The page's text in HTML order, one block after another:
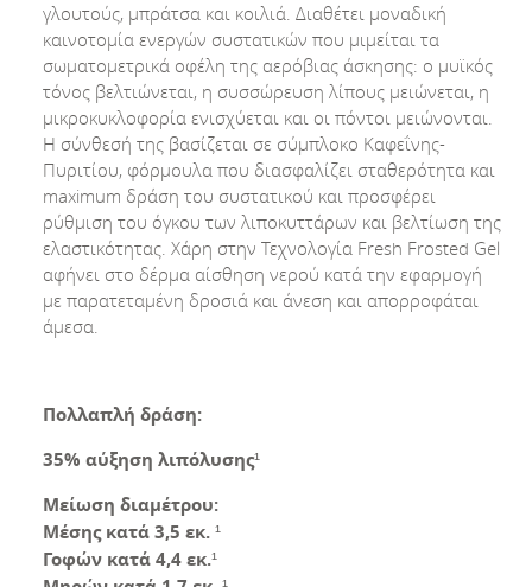
γλουτούς, μπράτσα και κοιλιά. Διαθέτει μοναδική
καινοτομία ενεργών συστατικών που μιμείται τα
σωματομετρικά οφέλη της αερόβιας άσκησης: ο μυϊκός
τόνος βελτιώνεται, η συσσώρευση λίπους μειώνεται, η
μικροκυκλοφορία ενισχύεται και οι πόντοι μειώνονται.
Η σύνθεσή της βασίζεται σε σύμπλοκο Καφεΐνης-
Πυριτίου, φόρμουλα που διασφαλίζει σταθερότητα και
maximum δράση του συστατικού και προσφέρει
ρύθμιση του όγκου των λιποκυττάρων και βελτίωση της
ελαστικότητας. Χάρη στην Τεχνολογία Fresh Frosted Gel
αφήνει στο δέρμα αίσθηση νερού κατά την εφαρμογή
με παρατεταμένη δροσιά και άνεση και απορροφάται
άμεσα.
Πολλαπλή δράση:
35%αύξηση λιπόλυσης¹
Μείωση διαμέτρου:
Μέσης κατά 3,5 εκ.¹
Γοφών κατά 4,4 εκ.¹